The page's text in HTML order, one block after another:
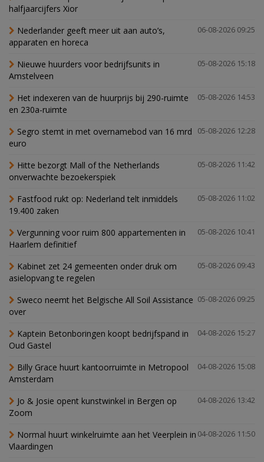
halfjaarcijfers Xior
06-08-2026 09:25
Nederlander geeft meer uit aan auto’s,
apparaten en horeca
05-08-2026 15:18
Nieuwe huurders voor bedrijfsunits in
Amstelveen
05-08-2026 14:53
Het indexeren van de huurprijs bij 290-ruimte
en 230a-ruimte
05-08-2026 12:28
Segro stemt in met overnamebod van 16 mrd
euro
05-08-2026 11:42
Hitte bezorgt Mall of the Netherlands
onverwachte bezoekerspiek
05-08-2026 11:02
Fastfood rukt op: Nederland telt inmiddels
19.400 zaken
05-08-2026 10:41
Vergunning voor ruim 800 appartementen in
Haarlem definitief
05-08-2026 09:43
Kabinet zet 24 gemeenten onder druk om
asielopvang te regelen
05-08-2026 09:25
Sweco neemt het Belgische All Soil Assistance
over
04-08-2026 15:27
Kaptein Betonboringen koopt bedrijfspand in
Oud Gastel
04-08-2026 15:08
Billy Grace huurt kantoorruimte in Metropool
Amsterdam
04-08-2026 13:42
Jo & Josie opent kunstwinkel in Bergen op
Zoom
04-08-2026 11:50
Normal huurt winkelruimte aan het Veerplein in
Vlaardingen